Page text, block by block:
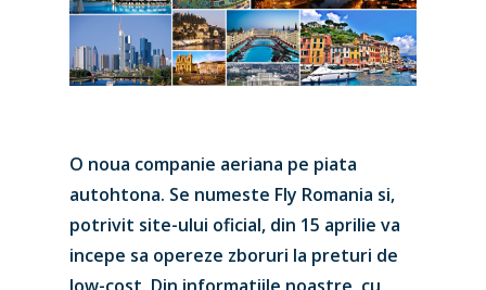
O noua companie aeriana pe piata
autohtona. Se numeste Fly Romania si,
potrivit site-ului oficial, din 15 aprilie va
incepe sa opereze zboruri la preturi de